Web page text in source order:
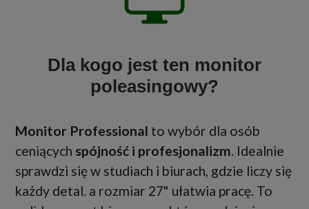
Dla kogo jest ten monitor
poleasingowy?
Monitor Professional to wybór dla osób
ceniących spójność i profesjonalizm. Idealnie
sprawdzi się w studiach i biurach, gdzie liczy się
każdy detal. a rozmiar 27" ułatwia pracę. To